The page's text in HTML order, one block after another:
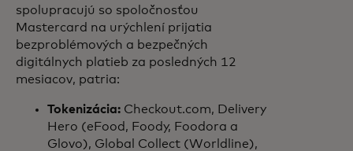
spolupracujú so spoločnosťou
Mastercard na urýchlení prijatia
bezproblémových a bezpečných
digitálnych platieb za posledných 12
mesiacov, patria:
Tokenizácia: Checkout.com, Delivery
Hero (eFood, Foody, Foodora a
Glovo), Global Collect (Worldline),